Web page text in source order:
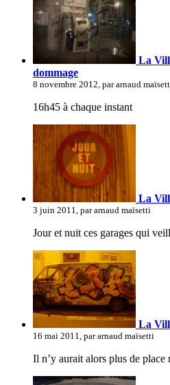
La
dommage
8 novembre 2012, par arnaud
16h45 à chaque instant
La
3 juin 2011, par arnaud maïsetti
Jour et nuit ces garages qui
La
16 mai 2011, par arnaud maïsetti
Il n’y aurait alors plus de